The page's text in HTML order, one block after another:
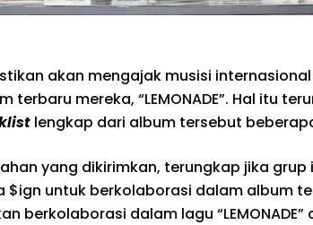
akan mengajak musisi
terbaru mereka, “LEMONADE”. Hal itu
lengkap dari album tersebut
yang dikirimkan, terungkap jika grup
$ign untuk berkolaborasi dalam album
berkolaborasi dalam lagu “LEMONADE”